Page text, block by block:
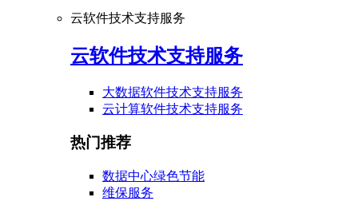
云软件技术支持服务
云软件技术支持服务
大数据软件技术支持服务
云计算软件技术支持服务
热门推荐
数据中心绿色节能
维保服务